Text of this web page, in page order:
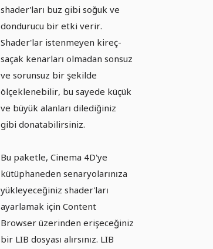
shader'ları buz gibi soğuk ve
dondurucu bir etki verir.
Shader'lar istenmeyen kireç-
saçak kenarları olmadan sonsuz
ve sorunsuz bir şekilde
ölçeklenebilir, bu sayede küçük
ve büyük alanları dilediğiniz
gibi donatabilirsiniz.
Bu paketle, Cinema 4D'ye
kütüphaneden senaryolarınıza
yükleyeceğiniz shader'ları
ayarlamak için Content
Browser üzerinden erişeceğiniz
bir LIB dosyası alırsınız. LIB